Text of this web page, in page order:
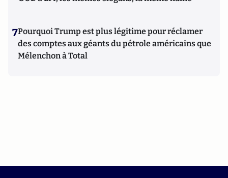
7Pourquoi Trump est plus légitime pour réclamer
des comptes aux géants du pétrole américains que
Mélenchon à Total